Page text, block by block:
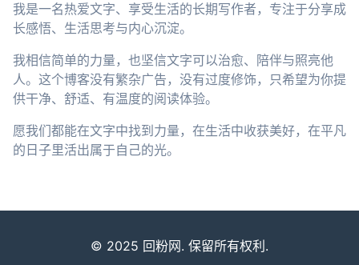
我是一名热爱文字、享受生活的长期写作者，专注于分享成
长感悟、生活思考与内心沉淀。
我相信简单的力量，也坚信文字可以治愈、陪伴与照亮他
人。这个博客没有繁杂广告，没有过度修饰，只希望为你提
供干净、舒适、有温度的阅读体验。
愿我们都能在文字中找到力量，在生活中收获美好，在平凡
的日子里活出属于自己的光。
© 2025 回粉网. 保留所有权利.